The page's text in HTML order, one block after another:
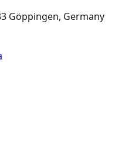
Göppingen, Germany